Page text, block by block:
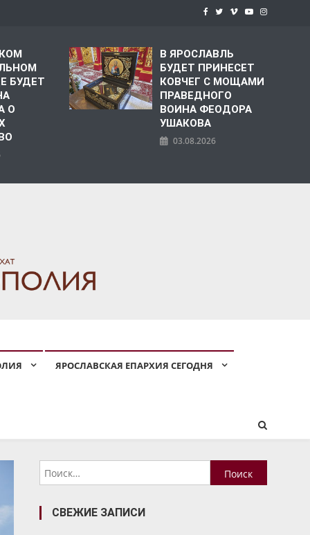
БУДЕТ
О
В ЯРОСЛАВЛЬ
БУДЕТ ПРИНЕСЕТ
КОВЧЕГ С МОЩАМИ
ПРАВЕДНОГО
ВОИНА ФЕОДОРА
УШАКОВА
03.08.2026
ЯРОСЛАВСКАЯ ЕПАРХИЯ СЕГОДНЯ
Найти:
СВЕЖИЕ ЗАПИСИ